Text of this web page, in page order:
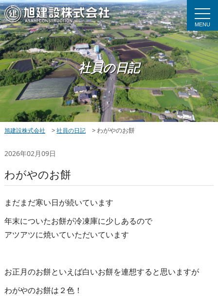
MENU
社員の日記
旭建設株式会社 > 社員の日記 >わがやのお餅
2026年02月09日
わがやのお餅
まだまだ寒い日が続いています
年末についたお餅が冷凍庫に少しあるので
アツアツに焼いていただいています
お正月のお餅といえば白いお餅を連想すると思いますが
わがやのお餅は２色！